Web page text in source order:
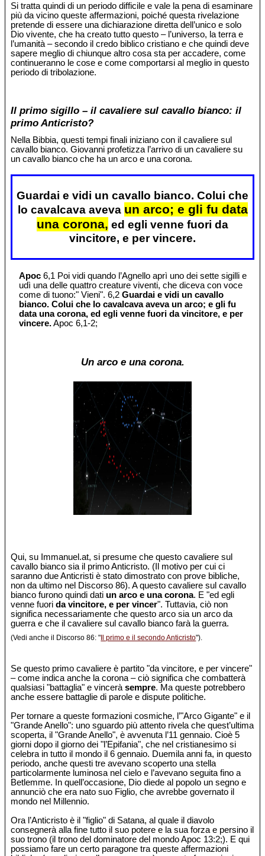
Si tratta quindi di un periodo difficile e vale la pena di esaminare
più da vicino queste affermazioni, poiché questa rivelazione
pretende di essere una dichiarazione diretta dell’unico e solo
Dio vivente, che ha creato tutto questo – l’universo, la terra e
l’umanità – secondo il credo biblico cristiano e che quindi deve
sapere meglio di chiunque altro cosa sta per accadere, come
continueranno le cose e come comportarsi al meglio in questo
periodo di tribolazione.
Il primo sigillo – il cavaliere sul cavallo bianco: il
primo Anticristo?
Nella Bibbia, questi tempi finali iniziano con il cavaliere sul
cavallo bianco. Giovanni profetizza l’arrivo di un cavaliere su
un cavallo bianco che ha un arco e una corona.
Guardai e vidi un cavallo bianco. Colui che
lo cavalcava aveva un arco; e gli fu data
una corona, ed egli venne fuori da
vincitore, e per vincere.
Apoc 6,1 Poi vidi quando l’Agnello aprì uno dei sette sigilli e
udì una delle quattro creature viventi, che diceva con voce
come di tuono:" Vieni". 6,2Guardai e vidi un cavallo
bianco. Colui che lo cavalcava aveva un arco; e gli fu
data una corona, ed egli venne fuori da vincitore, e per
vincere.Apoc 6,1-2;
Un arco e una corona.
Qui, su Immanuel.at, si presume che questo cavaliere sul
cavallo bianco sia il primo Anticristo. (Il motivo per cui ci
saranno due Anticristi è stato dimostrato con prove bibliche,
non da ultimo nel Discorso 86). A questo cavaliere sul cavallo
bianco furono quindi dati un arco e una corona. E "ed egli
venne fuorida vincitore, e per vincer". Tuttavia, ciò non
significa necessariamente che questo arco sia un arco da
guerra e che il cavaliere sul cavallo bianco farà la guerra.
(Vedi anche il Discorso 86: " Il primo e il secondo Anticristo").
Se questo primo cavaliere è partito "da vincitore, e per vincere"
– come indica anche la corona – ciò significa che combatterà
qualsiasi "battaglia" e vinceràsempre. Ma queste potrebbero
anche essere battaglie di parole e dispute politiche.
Per tornare a queste formazioni cosmiche, l’"Arco Gigante" e il
"Grande Anello": uno sguardo più attento rivela che quest’ultima
scoperta, il "Grande Anello", è avvenuta l’11 gennaio. Cioè 5
giorni dopo il giorno dei "l’Epifania", che nel cristianesimo si
celebra in tutto il mondo il 6 gennaio. Duemila anni fa, in questo
periodo, anche questi tre avevano scoperto una stella
particolarmente luminosa nel cielo e l’avevano seguita fino a
Betlemme. In quell’occasione, Dio diede al popolo un segno e
annunciò che era nato suo Figlio, che avrebbe governato il
mondo nel Millennio.
Ora l’Anticristo è il "figlio" di Satana, al quale il diavolo
consegnerà alla fine tutto il suo potere e la sua forza e persino il
suo trono (il trono del dominatore del mondo Apoc 13:2;). E qui
possiamo fare un certo paragone tra queste affermazioni